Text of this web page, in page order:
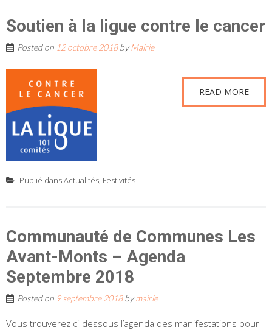
Soutien à la ligue contre le cancer
Posted on 12 octobre 2018byMairie
READ MORE
Publié dansActualités, Festivités
Communauté de Communes Les
Avant-Monts – Agenda
Septembre 2018
Posted on 9 septembre 2018bymairie
Vous trouverez ci-dessous l’agenda des manifestations pour